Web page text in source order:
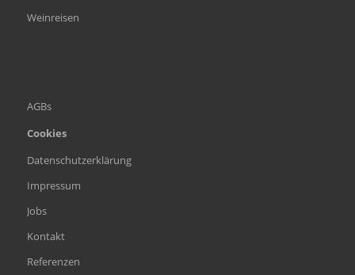
Weinreisen
AGBs
Cookies
Datenschutzerklärung
Impressum
Jobs
Kontakt
Referenzen